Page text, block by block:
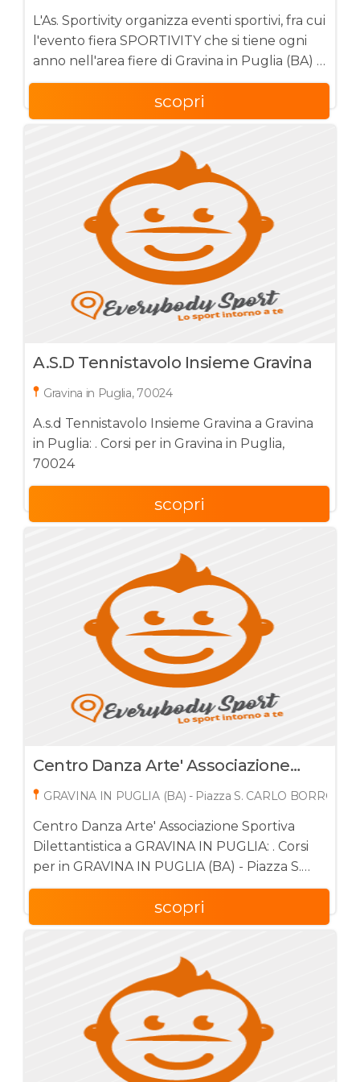
L'As. Sportivity organizza eventi sportivi, fra cui
l'evento fiera SPORTIVITY che si tiene ogni
anno nell'area fiere di Gravina in Puglia (BA) il
secondo week end di giugno.
scopri
A.s.d Tennistavolo Insieme Gravina
Gravina in Puglia, 70024
A.s.d Tennistavolo Insieme Gravina a Gravina
in Puglia: . Corsi per in Gravina in Puglia,
70024
scopri
Centro Danza Arte' Associazione
Sportiva Dilettantistica
GRAVINA IN PUGLIA (BA) - Piazza S. CARLO
Centro Danza Arte' Associazione Sportiva
Dilettantistica a GRAVINA IN PUGLIA: . Corsi
per in GRAVINA IN PUGLIA (BA) - Piazza S.
CARLO BORROMEO 1, 70024
scopri